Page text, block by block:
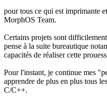
pour tous ce qui est imprimante
MorphOS Team.
Certains projets sont
pense à la suite bureautique
capacités de réaliser cette
Pour l'instant, je continue mes
apprendre de plus en plus tous
C/C++.